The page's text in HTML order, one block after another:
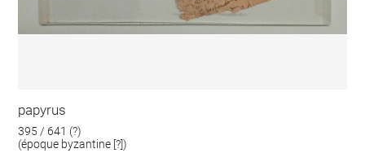
papyrus
395 / 641 (?)
(époque byzantine [?])